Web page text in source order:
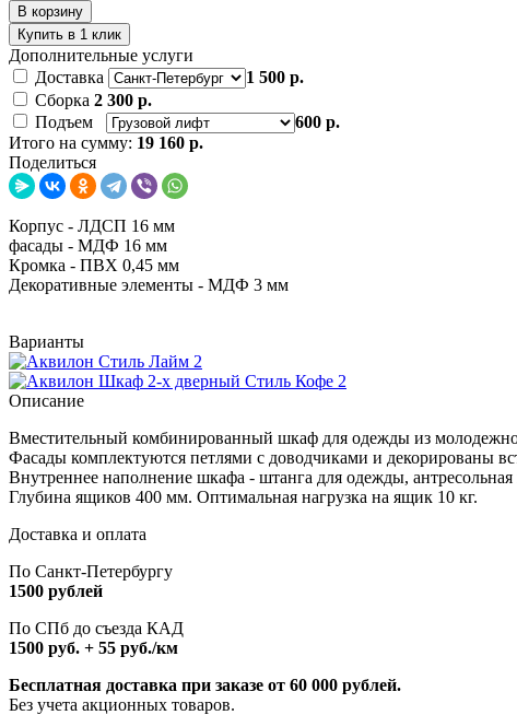
В корзину
Купить в 1 клик
Дополнительные услуги
Доставка
1 500 р.
Сборка 2 300 р.
Подъем
600 р.
Итого на сумму: 19 160 р.
Поделиться
Корпус - ЛДСП 16 мм
фасады - МДФ 16 мм
Кромка - ПВХ 0,45 мм
Декоративные элементы - МДФ 3 мм
Варианты
Описание
Вместительный комбинированный шкаф для одежды из
Фасады комплектуются петлями с доводчиками и декорированы
Внутреннее наполнение шкафа - штанга для одежды,
Глубина ящиков 400 мм. Оптимальная нагрузка на ящик 10 кг.
Доставка и оплата
По Санкт-Петербургу
1500 рублей
По СПб до съезда КАД
1500 руб. + 55 руб./км
Бесплатная доставка при заказе от 60 000 рублей.
Без учета акционных товаров.